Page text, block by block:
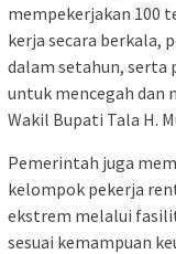
mempekerjakan 100
kerja secara berkala,
dalam setahun,
untuk mencegah dan
Wakil Bupati Tala H.
Pemerintah juga
kelompok pekerja
ekstrem melalui
sesuai kemampuan